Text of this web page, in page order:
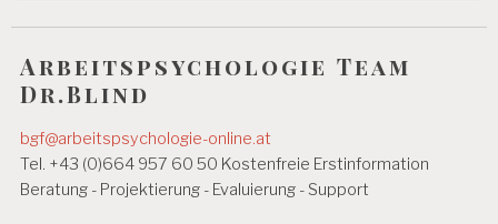
I
N
G
N
G
E
s
n
a
v
i
Arbeitspsychologie Team
Dr.Blind
bgf@arbeitspsychologie-online.at
Tel. +43 (0)664 957 60 50 Kostenfreie Erstinformation
Beratung - Projektierung - Evaluierung - Support